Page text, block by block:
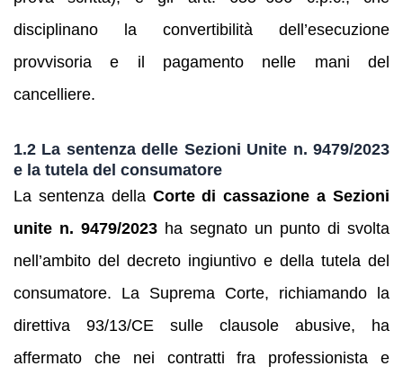
disciplinano la convertibilità dell’esecuzione
provvisoria e il pagamento nelle mani del
cancelliere.
1.2 La sentenza delle Sezioni Unite n. 9479/2023
e la tutela del consumatore
La sentenza della Corte di cassazione a Sezioni
unite n. 9479/2023 ha segnato un punto di svolta
nell’ambito del decreto ingiuntivo e della tutela del
consumatore. La Suprema Corte, richiamando la
direttiva 93/13/CE sulle clausole abusive, ha
affermato che nei contratti fra professionista e